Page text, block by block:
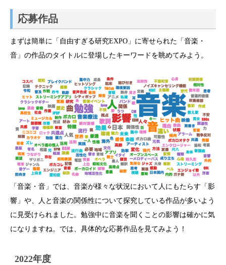
応募作品
まずは簡単に「自由すぎる研究EXPO」に寄せられた「音楽・
音」の作品のタイトルに登場したキーワードを眺めてみよう。
「音楽・音」では、音楽が様々な状況において人にもたらす「影
響」や、人と音楽の関係性について探究している作品が多いよう
に見受けられました。勉強中に音楽を聞くことの影響は確かに気
になりますね。では、具体的な応募作品を見てみよう！
2022年度